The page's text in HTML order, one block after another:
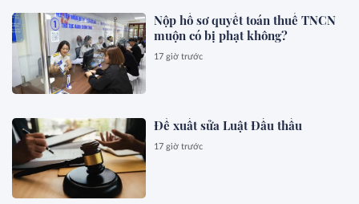
Nộp hồ sơ quyết toán thuế TNCN
muộn có bị phạt không?
17 giờ trước
Đề xuất sửa Luật Đấu thầu
17 giờ trước